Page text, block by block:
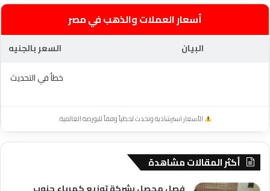
أسعار العملات والذهب في مصر
البيان
السعر بالجنيه
خطأ في التحديث
الأسعار استرشادية وتحدث لحظياً وفقاً للبورصة العالمية.
أكثر المقالات مشاهدة